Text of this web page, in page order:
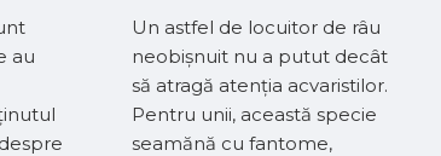
au
Un astfel de locuitor de râu
neobișnuit nu a putut decât
să atragă atenția acvaristilor.
Pentru unii, această specie
seamănă cu fantome,